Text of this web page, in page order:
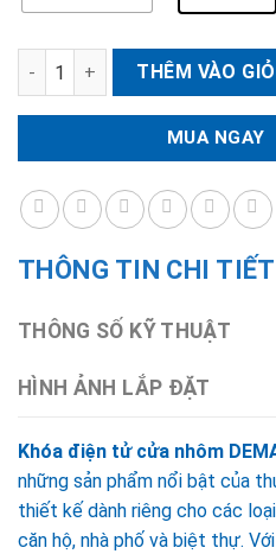
Khóa điện tử cửa nhôm
THÊM VÀO
MUA NGAY
THÔNG TIN CHI TIẾT
THÔNG SỐ KỸ THUẬT
HÌNH ẢNH LẮP ĐẶT
Khóa điện tử cửa nhôm
những sản phẩm nổi bật của
thiết kế dành riêng cho các
căn hộ, nhà phố và biệt thự.